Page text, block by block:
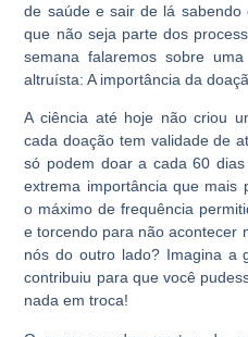
de saúde e sair de lá sabendo
que não seja parte dos
semana falaremos sobre
altruísta: A importância da
A ciência até hoje não criou
cada doação tem validade de
só podem doar a cada 60
extrema importância que mais
o máximo de frequência
e torcendo para não acontecer
nós do outro lado? Imagina a
contribuiu para que você
nada em troca!